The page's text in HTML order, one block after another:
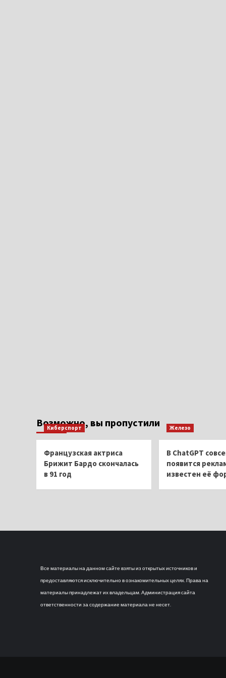
Возможно, вы пропустили
Киберспорт
Французская актриса
Брижит Бардо скончалась
в 91 год
Железо
В ChatGPT
появится
известен её
Все материалы на данном сайте взяты из открытых источников и
предоставляются исключительно в ознакомительных целях. Права на
материалы принадлежат их владельцам. Администрация сайта
ответственности за содержание материала не несет.